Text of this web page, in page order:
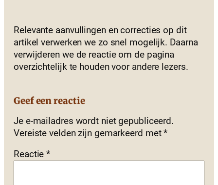
Relevante aanvullingen en correcties op dit
artikel verwerken we zo snel mogelijk. Daarna
verwijderen we de reactie om de pagina
overzichtelijk te houden voor andere lezers.
Geef een reactie
Je e-mailadres wordt niet gepubliceerd.
Vereiste velden zijn gemarkeerd met*
Reactie*